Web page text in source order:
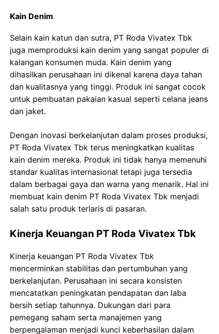
Kain Denim
Selain kain katun dan sutra, PT Roda Vivatex Tbk
juga memproduksi kain denim yang sangat populer di
kalangan konsumen muda. Kain denim yang
dihasilkan perusahaan ini dikenal karena daya tahan
dan kualitasnya yang tinggi. Produk ini sangat cocok
untuk pembuatan pakaian kasual seperti celana jeans
dan jaket.
Dengan inovasi berkelanjutan dalam proses produksi,
PT Roda Vivatex Tbk terus meningkatkan kualitas
kain denim mereka. Produk ini tidak hanya memenuhi
standar kualitas internasional tetapi juga tersedia
dalam berbagai gaya dan warna yang menarik. Hal ini
membuat kain denim PT Roda Vivatex Tbk menjadi
salah satu produk terlaris di pasaran.
Kinerja Keuangan PT Roda Vivatex Tbk
Kinerja keuangan PT Roda Vivatex Tbk
mencerminkan stabilitas dan pertumbuhan yang
berkelanjutan. Perusahaan ini secara konsisten
mencatatkan peningkatan pendapatan dan laba
bersih setiap tahunnya. Dukungan dari para
pemegang saham serta manajemen yang
berpengalaman menjadi kunci keberhasilan dalam